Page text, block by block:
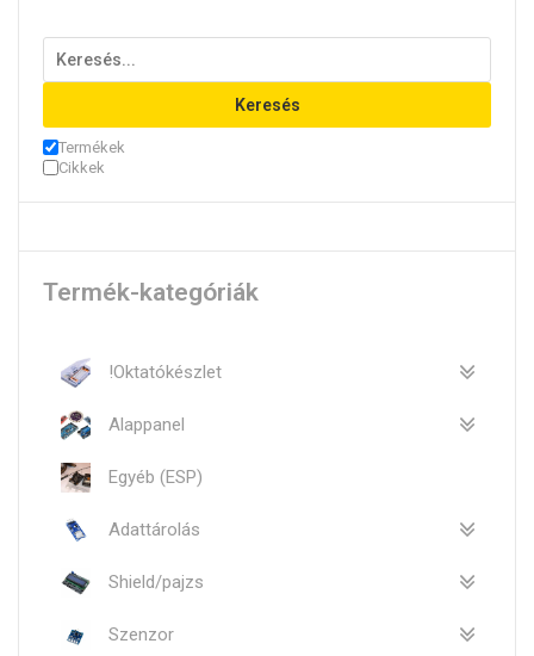
Keresés
Termékek
Cikkek
Termék-kategóriák
!Oktatókészlet
Alappanel
Egyéb (ESP)
Adattárolás
Shield/pajzs
Szenzor